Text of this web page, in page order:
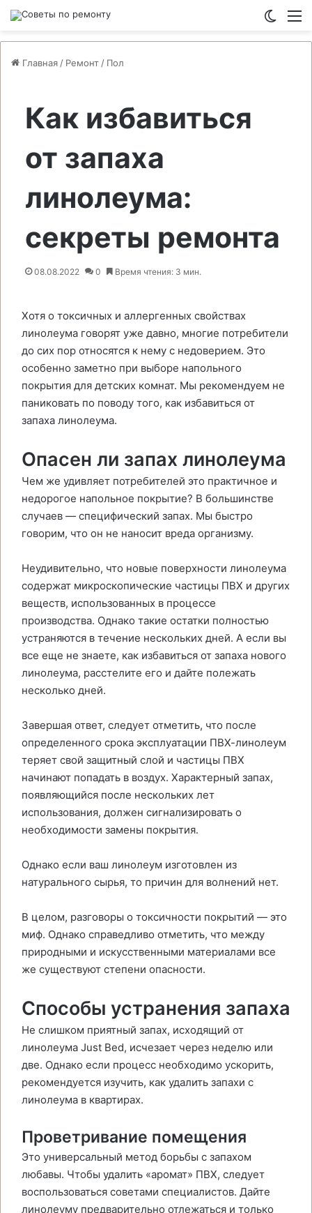
Главная / Ремонт / Пол
Как избавиться
от запаха
линолеума:
секреты ремонта
08.08.2022 0 Время чтения: 3 мин.
Хотя о токсичных и аллергенных свойствах
линолеума говорят уже давно, многие потребители
до сих пор относятся к нему с недоверием. Это
особенно заметно при выборе напольного
покрытия для детских комнат. Мы рекомендуем не
паниковать по поводу того, как избавиться от
запаха линолеума.
Опасен ли запах линолеума
Чем же удивляет потребителей это практичное и
недорогое напольное покрытие? В большинстве
случаев — специфический запах. Мы быстро
говорим, что он не наносит вреда организму.
Неудивительно, что новые поверхности линолеума
содержат микроскопические частицы ПВХ и других
веществ, использованных в процессе
производства. Однако такие остатки полностью
устраняются в течение нескольких дней. А если вы
все еще не знаете, как избавиться от запаха нового
линолеума, расстелите его и дайте полежать
несколько дней.
Завершая ответ, следует отметить, что после
определенного срока эксплуатации ПВХ-линолеум
теряет свой защитный слой и частицы ПВХ
начинают попадать в воздух. Характерный запах,
появляющийся после нескольких лет
использования, должен сигнализировать о
необходимости замены покрытия.
Однако если ваш линолеум изготовлен из
натурального сырья, то причин для волнений нет.
В целом, разговоры о токсичности покрытий — это
миф. Однако справедливо отметить, что между
природными и искусственными материалами все
же существуют степени опасности.
Способы устранения запаха
Не слишком приятный запах, исходящий от
линолеума Just Bed, исчезает через неделю или
две. Однако если процесс необходимо ускорить,
рекомендуется изучить, как удалить запахи с
линолеума в квартирах.
Проветривание помещения
Это универсальный метод борьбы с запахом
любавы. Чтобы удалить «аромат» ПВХ, следует
воспользоваться советами специалистов. Дайте
линолеуму предварительно отлежаться и только